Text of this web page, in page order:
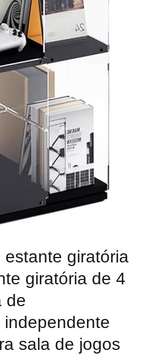
giratória
giratória de 4
de
sala de jogos